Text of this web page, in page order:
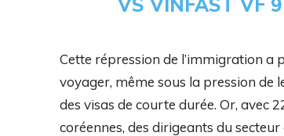
Cette répression de l’immigration a
voyager, même sous la pression de
des visas de courte durée. Or, avec
coréennes, des dirigeants du